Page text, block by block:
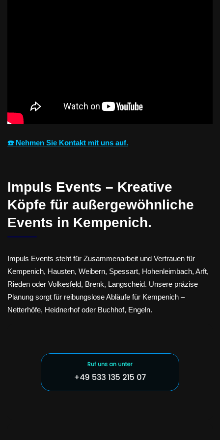
☎️ Nehmen Sie Kontakt mit uns auf.
Impuls Events – Kreative
Köpfe für außergewöhnliche
Events in Kempenich.
Impuls Events steht für Zusammenarbeit und Vertrauen für
Kempenich, Hausten, Weibern, Spessart, Hohenleimbach, Arft,
Rieden oder Volkesfeld, Brenk, Langscheid. Unsere präzise
Planung sorgt für reibungslose Abläufe für Kempenich –
Netterhöfe, Heidnerhof oder Buchhof, Engeln.